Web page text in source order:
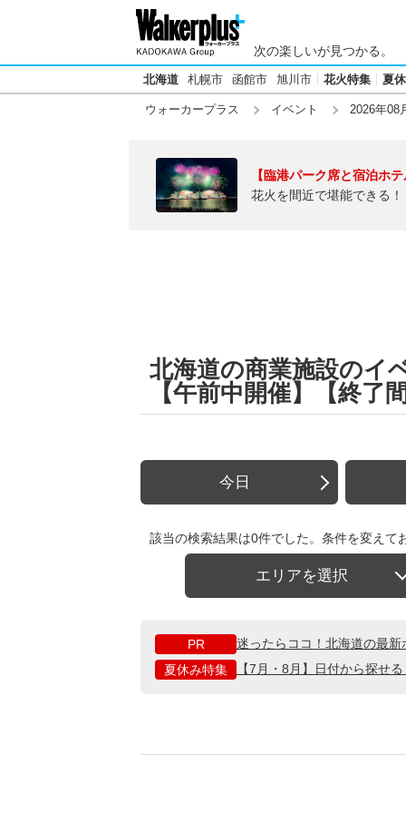
次の楽しいが見つかる。
北海道 札幌市 函館市 旭川市 花火特集 夏
ウォーカープラス イベント 2026年08
【臨港パーク席と宿泊ホ
花火を間近で堪能できる
北海道の商業施設のイ
【午前中開催】【終了
今日
該当の検索結果は0件でした。条件を変えて
エリアを選択
PR
迷ったらココ！北海道の最
夏休み特集
【7月・8月】日付から探せ